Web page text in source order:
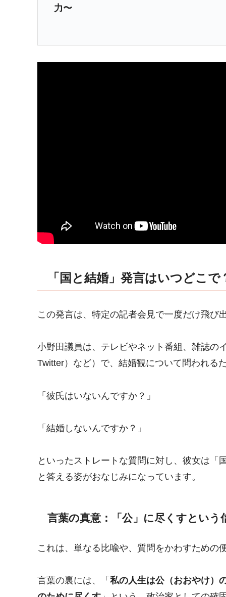
力〜
「国と結婚」発言はいつどこ
この発言は、特定の記者会見で一度だけ飛び
小野田議員は、テレビやネット番組、雑誌の
Twitter）など）で、結婚観について問われる
「彼氏はいないんですか？」
「結婚しないんですか？」
といったストレートな質問に対し、彼女は「
と答える姿がおなじみになっています。
言葉の真意：「公」に尽くすという
これは、単なる比喩や、質問をかわすための
言葉の裏には、「 私の人生は公（おおやけ）